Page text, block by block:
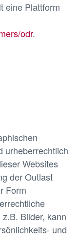
eine Plattform
odr.
urheberrechtlich
Websites
der Outlast
Form
Bilder, kann
und